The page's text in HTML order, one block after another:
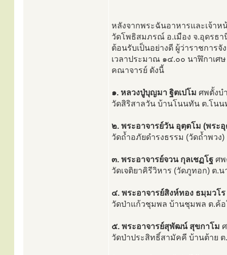
หลังจากพระฉันอาหารและเจ้าห
วัดโพธิสมภรณ์ อ.เมือง จ.อุดรธ
ต้อนรับเป็นอย่างดี ผู้ว่าราชการ
เวลาประมาณ ๑๔.๐๐ นาฬิกาเศ
คณาจารย์ ดังนี้
๑. หลวงปู่บุญมา ฐิตเปโม ศพตั้งบ
วัดสิริสาลวัน บ้านโนนทัน ต.โนน
๒. พระอาจารย์วัน อุตฺตโม (พระ
วัดถ้ำอภัยดำรงธรรม (วัดถ้ำพวง
๓. พระอาจารย์จวน กุลเชฏโฐ ศพ
วัดเจติยาคิรีวิหาร (วัดภูทอก) ต.
๔. พระอาจารย์สิงห์ทอง ธมฺมวโร
วัดป่าแก้วชุมพล บ้านชุมพล ต.ค้
๕. พระอาจารย์สุพัฒน์ สุขกาโม
วัดป่าประสิทธิ์สามัคคี บ้านต้าย